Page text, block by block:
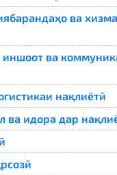
ва
ва
нақлиётӣ
ва идора дар